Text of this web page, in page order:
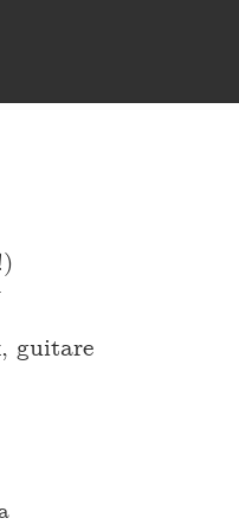
guitare